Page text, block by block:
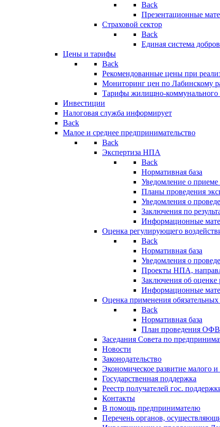
Back
Презентационные
Страховой сектор
Back
Единая система
Цены и тарифы
Back
Рекомендованные цены при
Мониторинг цен по Лабинскому
Тарифы жилищно-коммунального
Инвестиции
Налоговая служба информирует
Back
Малое и среднее предпринимательство
Back
Экспертиза НПА
Back
Нормативная база
Уведомление о
Планы проведения
Уведомления о
Заключения по
Информационные
Оценка регулирующего
Back
Нормативная база
Уведомления о
Проекты НПА,
Заключения об
Информационные
Оценка применения
Back
Нормативная база
План проведения
Заседания Совета по
Новости
Законодательство
Экономическое развитие малого и
Государственная поддержка
Реестр получателей гос.
Контакты
В помощь предпринимателю
Перечень органов,